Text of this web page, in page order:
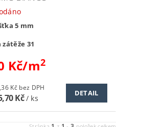
5 mm
zátěže 31
Kč/m2
1 087,36 Kč bez DPH
Kč/ ks
DETAIL